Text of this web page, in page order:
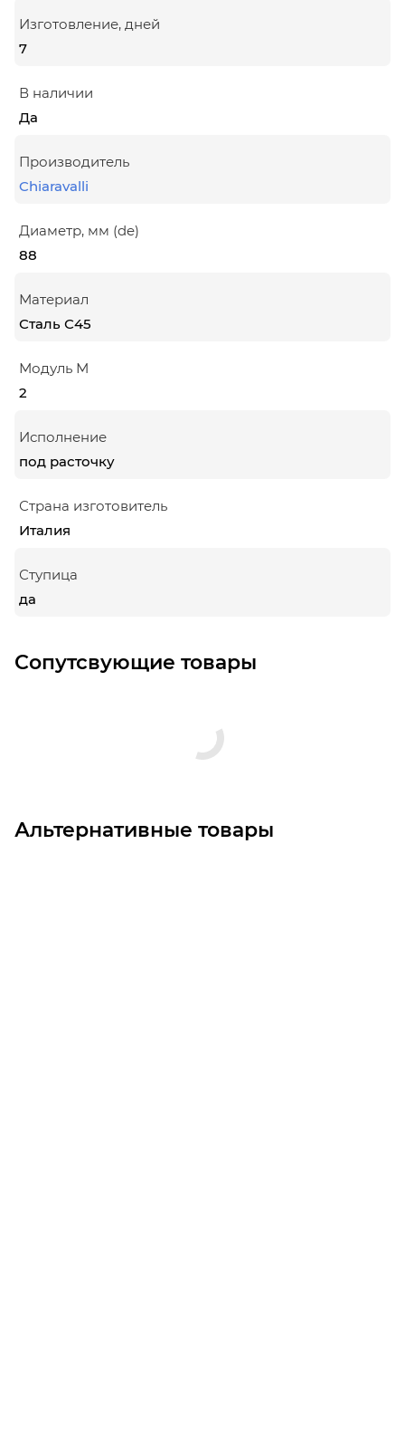
Изготовление, дней
7
В наличии
Да
Производитель
Chiaravalli
Диаметр, мм (de)
88
Материал
Сталь С45
Модуль М
2
Исполнение
под расточку
Страна изготовитель
Италия
Ступица
да
Сопутсвующие товары
Альтернативные товары